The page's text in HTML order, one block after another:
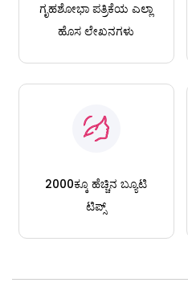
ಗೃಹಶೋಭಾ ಪತ್ರಿಕೆಯ ಎಲ್ಲಾ
ಹೊಸ ಲೇಖನಗಳು
2000ಕ್ಕೂ ಹೆಚ್ಚಿನ ಬ್ಯೂಟಿ
ಟಿಪ್ಸ್